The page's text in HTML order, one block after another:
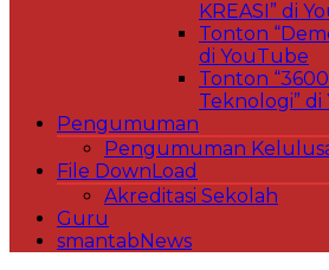
KREASI” di
Tonton
di YouTube
Tonton
Teknologi”
Pengumuman
Pengumuman
File DownLoad
Akreditasi Sekolah
Guru
smantabNews